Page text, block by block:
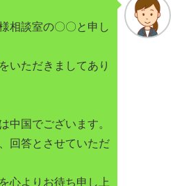
相談室の〇〇と申し
いただきましてあり
中国でございます。
回答とさせていただ
心よりお待ち申し上